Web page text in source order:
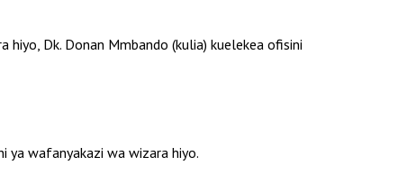
hiyo, Dk. Donan Mmbando (kulia) kuelekea ofisini
ya wafanyakazi wa wizara hiyo.